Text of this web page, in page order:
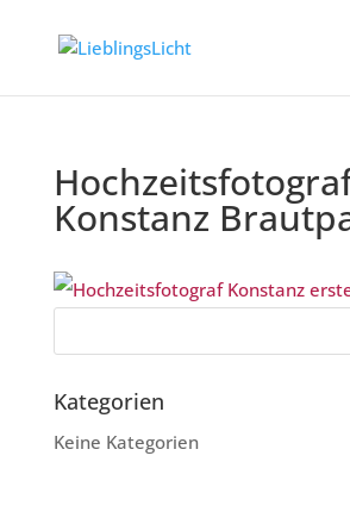
Konstanz
Kategorien
Keine Kategorien